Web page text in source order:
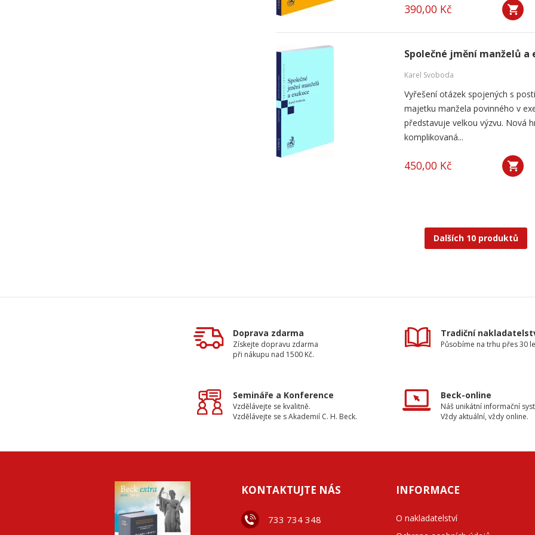
390,00 Kč
Společné jmění manželů a
Karel Svoboda
Vyřešení otázek spojených s
majetku manžela povinného v
představuje velkou výzvu. Nová
komplikovaná...
450,00 Kč
Dalších 10 produktů
Doprava zdarma
Získejte dopravu zdarma
při nákupu nad 1500 Kč.
Tradiční
Působíme na trhu přes 30
Semináře a Konference
Vzdělávejte se kvalitně.
Vzdělávejte se s Akademií C. H. Beck.
Beck-online
Náš unikátní informační
Vždy aktuální, vždy online.
KONTAKTUJTE NÁS
733 734 348
INFORMACE
O nakladatelství